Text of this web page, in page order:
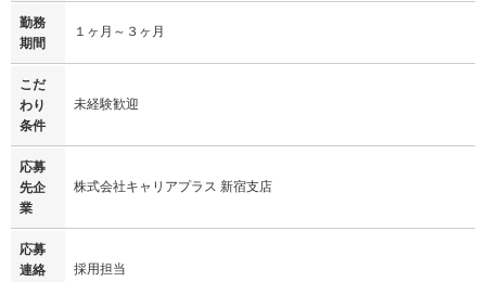
勤務
期間
１ヶ月～３ヶ月
こだ
わり
条件
未経験歓迎
応募
先企
業
株式会社キャリアプラス 新宿支店
応募
連絡
採用担当